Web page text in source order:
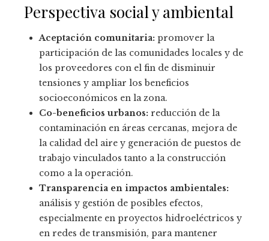
Perspectiva social y ambiental
Aceptación comunitaria: promover la
participación de las comunidades locales y de
los proveedores con el fin de disminuir
tensiones y ampliar los beneficios
socioeconómicos en la zona.
Co-beneficios urbanos: reducción de la
contaminación en áreas cercanas, mejora de
la calidad del aire y generación de puestos de
trabajo vinculados tanto a la construcción
como a la operación.
Transparencia en impactos ambientales:
análisis y gestión de posibles efectos,
especialmente en proyectos hidroeléctricos y
en redes de transmisión, para mantener